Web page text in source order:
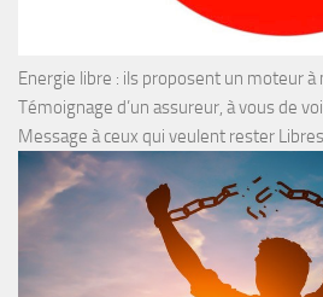
Energie libre : ils proposent un moteur
Témoignage d’un assureur, à vous de
Message à ceux qui veulent rester Libres